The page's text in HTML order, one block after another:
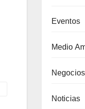
Eventos
Medio
Negocios
Noticias